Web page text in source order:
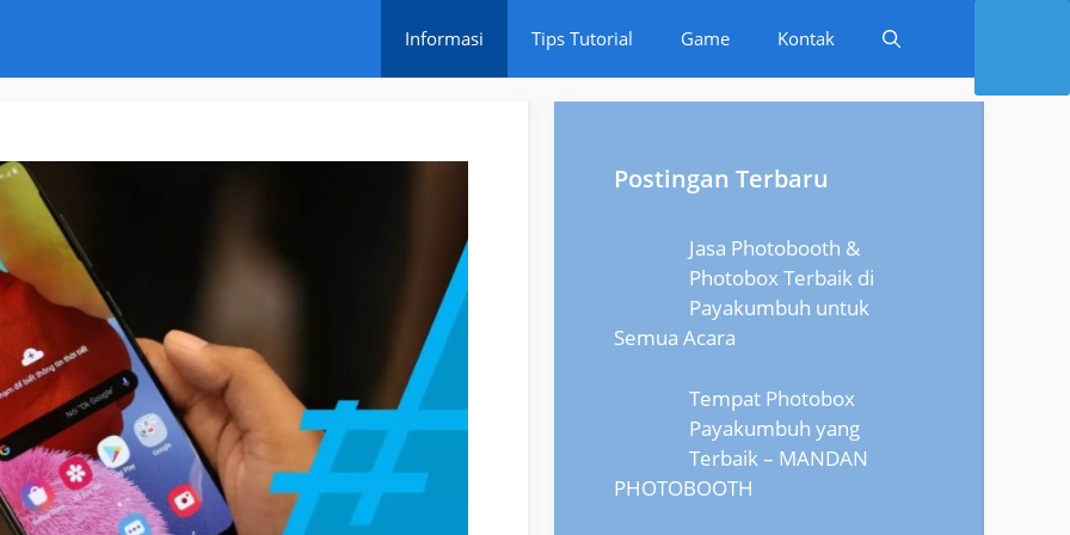
Informasi Tips Tutorial Game Kontak
Postingan Terbaru
Jasa Photobooth &
Photobox Terbaik di
Payakumbuh untuk
Semua Acara
Tempat Photobox
Payakumbuh yang
Terbaik – MANDAN
PHOTOBOOTH